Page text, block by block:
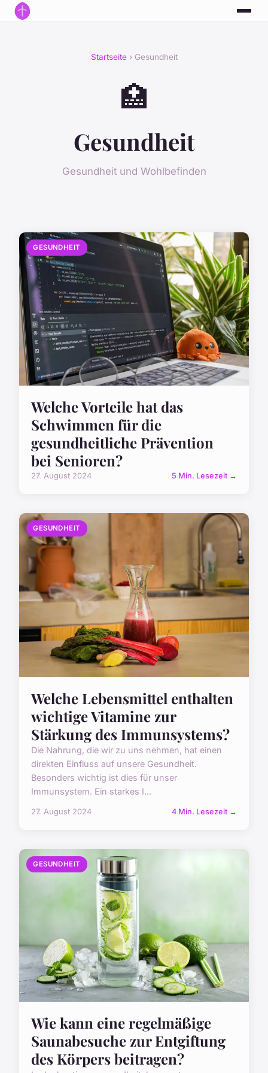
Startseite› Gesundheit
🏥
Gesundheit
Gesundheit und Wohlbefinden
GESUNDHEIT
Welche Vorteile hat das
Schwimmen für die
gesundheitliche Prävention
bei Senioren?
27. August 2024 5 Min. Lesezeit →
GESUNDHEIT
Welche Lebensmittel enthalten
wichtige Vitamine zur
Stärkung des Immunsystems?
Die Nahrung, die wir zu uns nehmen, hat einen
direkten Einfluss auf unsere Gesundheit.
Besonders wichtig ist dies für unser
Immunsystem. Ein starkes I...
27. August 2024 4 Min. Lesezeit →
GESUNDHEIT
Wie kann eine regelmäßige
Saunabesuche zur Entgiftung
des Körpers beitragen?